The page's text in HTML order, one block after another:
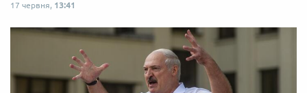
17 червня, 13:41